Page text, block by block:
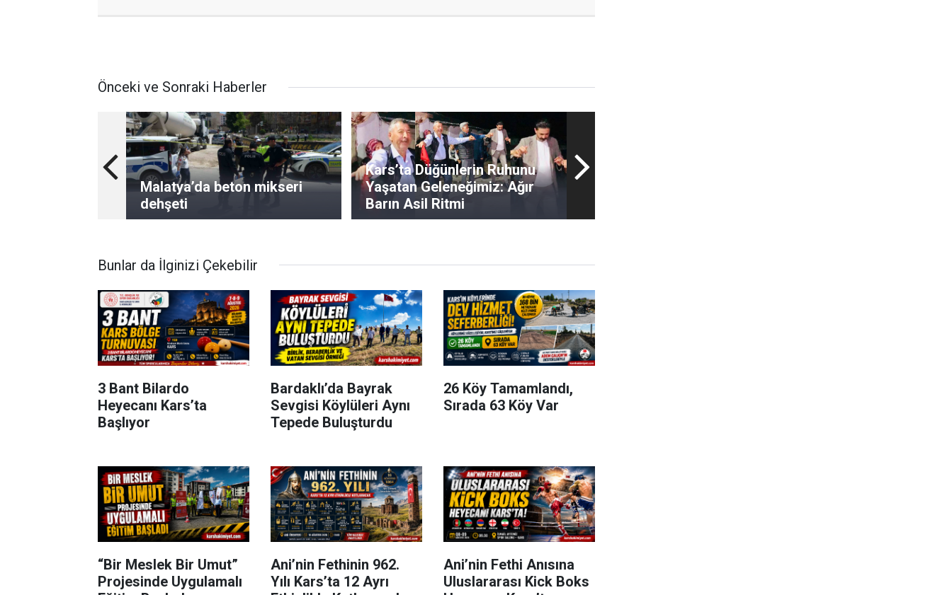
Önceki ve Sonraki Haberler
Malatya’da beton mikseri
dehşeti
Kars’ta Düğünlerin Ruhunu
Yaşatan Geleneğimiz: Ağır
Barın Asil Ritmi
Bunlar da İlginizi Çekebilir
3 Bant Bilardo
Heyecanı Kars’ta
Başlıyor
Bardaklı’da Bayrak
Sevgisi Köylüleri Aynı
Tepede Buluşturdu
26 Köy Tamamlandı,
Sırada 63 Köy Var
“Bir Meslek Bir Umut”
Projesinde Uygulamalı
Ani’nin Fethinin 962.
Yılı Kars’ta 12 Ayrı
Ani’nin Fethi Anısına
Uluslararası Kick Boks